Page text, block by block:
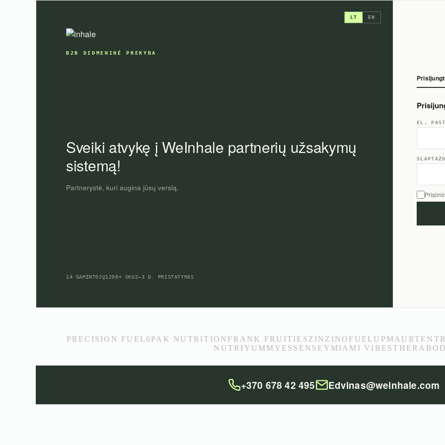
LT EN
B2B DIDMENINĖ PREKYBA
Sveiki atvykę į WeInhale partnerių užsakymų
sistemą!
Partnerystė, kuri augina jūsų verslą.
14 GAMINTOJŲ1200+ SKU2–3 D. PRISTATYMAS
EL.
PRECISION FUEL 6PAK NUTRITION FRANK FRUITIES ZINZINO FUELUP MAURTEN
NUTRIYUMMY ESSENSEY MIAMI VIBES
+370 678 42 495 Edvinas@weinhale.com